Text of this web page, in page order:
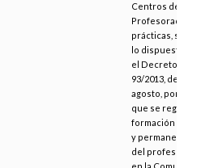
Centros del
Profesorado en
prácticas, según
lo dispuesto en
el Decreto
93/2013, de 27
agosto, por el
que se regula la
formación inicial
y permanente
del profesorado